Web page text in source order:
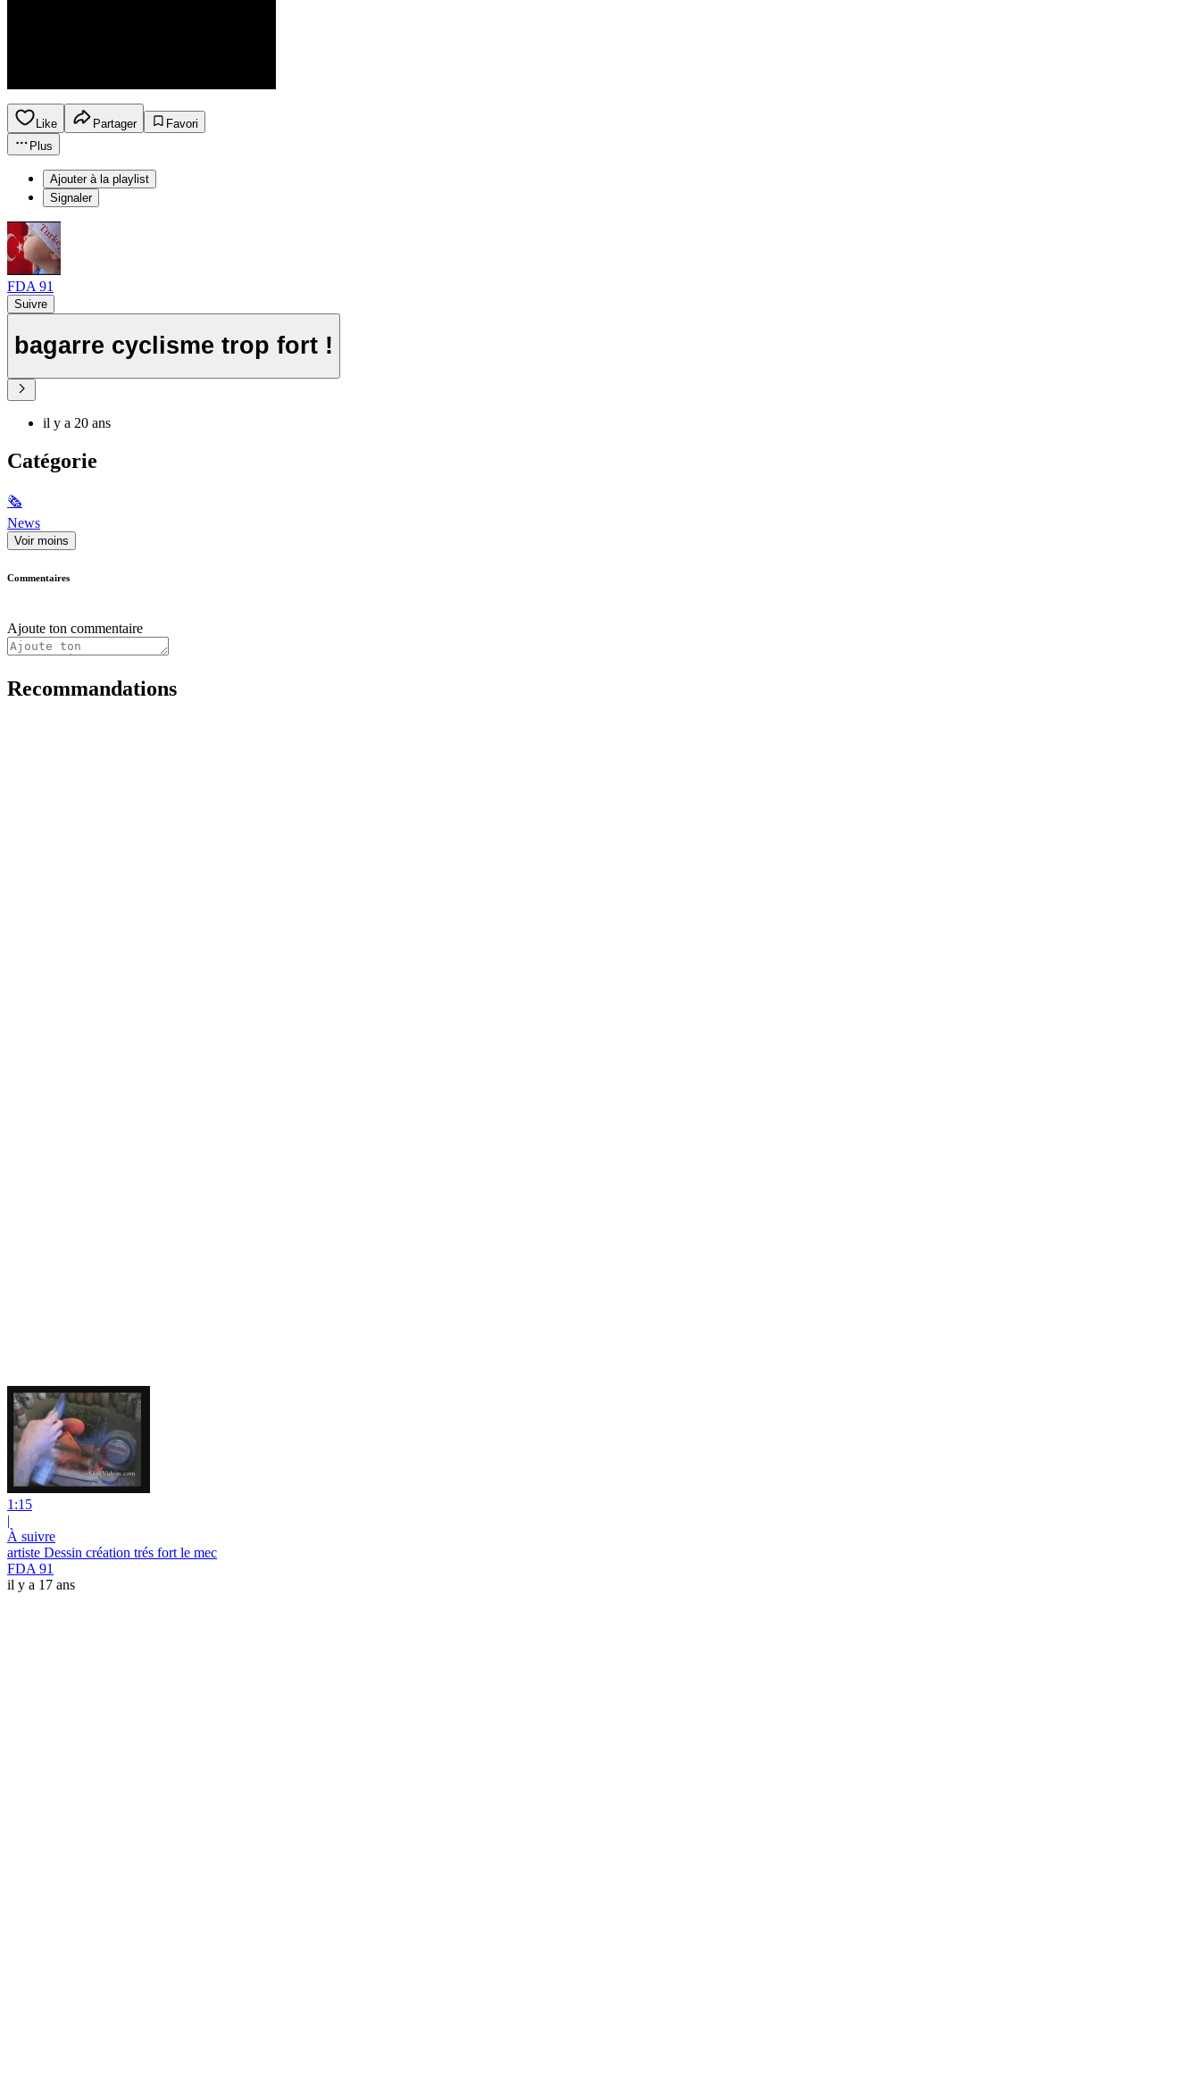
Like Partager
Favori
Plus
Ajouter à la playlist
Signaler
FDA 91
Suivre
bagarre cyclisme trop fort !
il y a 20 ans
Catégorie
🗞
News
Voir moins
Commentaires
Ajoute ton commentaire
Recommandations
1:15
|
À suivre
artiste Dessin création trés fort le mec
FDA 91
il y a 17 ans